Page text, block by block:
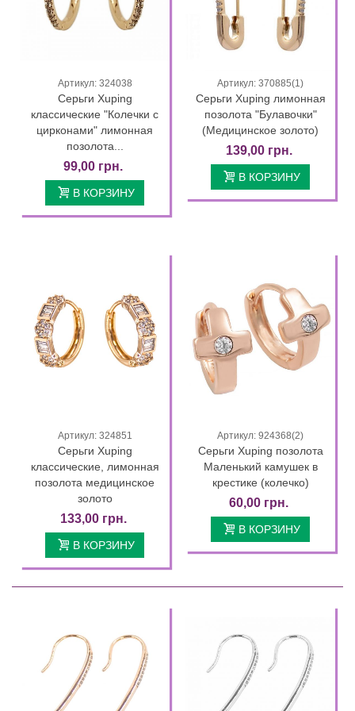
Артикул: 324038
Серьги Xuping
классические "Колечки с
цирконами" лимонная
позолота...
99,00 грн.
В КОРЗИНУ
Артикул: 370885(1)
Серьги Xuping лимонная
позолота "Булавочки"
(Медицинское золото)
139,00 грн.
В КОРЗИНУ
Артикул: 324851
Серьги Xuping
классические, лимонная
позолота медицинское
золото
133,00 грн.
В КОРЗИНУ
Артикул: 924368(2)
Серьги Xuping позолота
Маленький камушек в
крестике (колечко)
60,00 грн.
В КОРЗИНУ